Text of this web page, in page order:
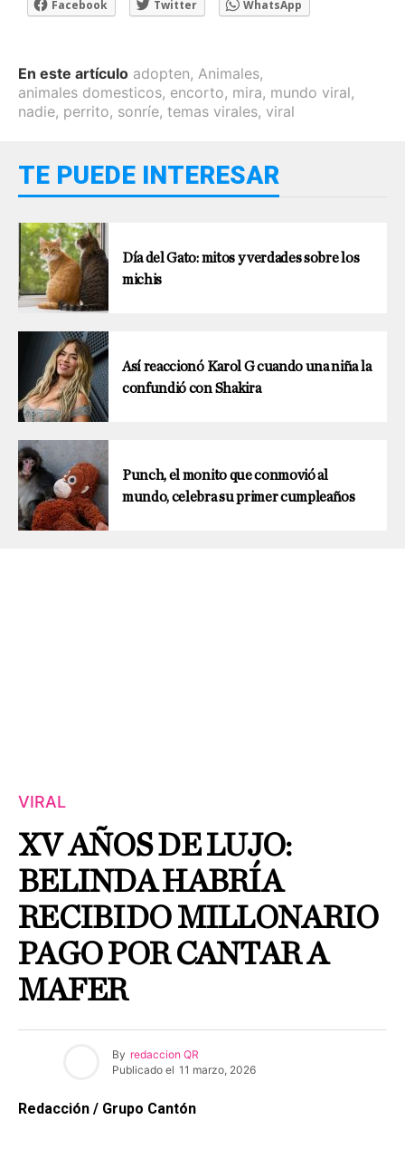
Facebook Twitter WhatsApp
En este artículo adopten, Animales,
animales domesticos, encorto, mira, mundo viral,
nadie, perrito, sonríe, temas virales, viral
TE PUEDE INTERESAR
Día del Gato: mitos y verdades sobre los
michis
Así reaccionó Karol G cuando una niña la
confundió con Shakira
Punch, el monito que conmovió al
mundo, celebra su primer cumpleaños
VIRAL
XV AÑOS DE LUJO:
BELINDA HABRÍA
RECIBIDO MILLONARIO
PAGO POR CANTAR A
MAFER
By redaccion QR
Publicado el 11 marzo, 2026
Redacción / Grupo Cantón